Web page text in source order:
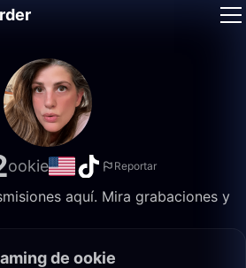
ookie Reportar
aquí. Mira grabaciones y
de ookie